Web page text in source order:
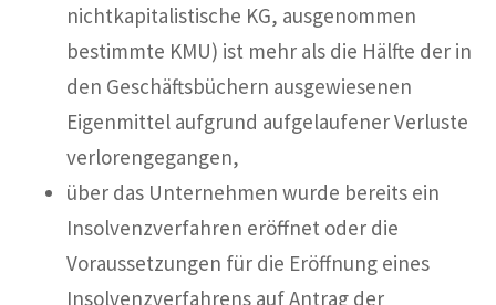
nichtkapitalistische KG, ausgenommen
bestimmte KMU) ist mehr als die Hälfte der in
den Geschäftsbüchern ausgewiesenen
Eigenmittel aufgrund aufgelaufener Verluste
verlorengegangen,
über das Unternehmen wurde bereits ein
Insolvenzverfahren eröffnet oder die
Voraussetzungen für die Eröffnung eines
Insolvenzverfahrens auf Antrag der